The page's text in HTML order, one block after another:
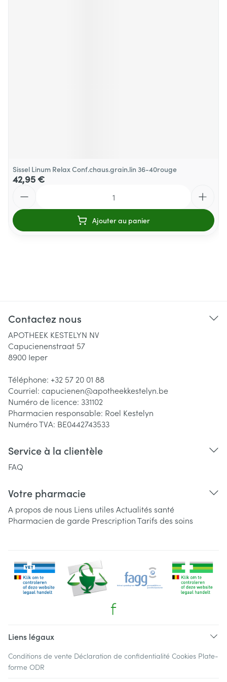
Sissel Linum Relax Conf.chaus.grain.lin 36-40rouge
42,95 €
Ajouter au panier
Contactez nous
APOTHEEK KESTELYN NV
Capucienenstraat 57
8900 Ieper
Téléphone: +32 57 20 01 88
Courriel: capucienen@apotheekkestelyn.be
Numéro de licence: 331102
Pharmacien responsable: Roel Kestelyn
Numéro TVA: BE0442743533
Service à la clientèle
FAQ
Votre pharmacie
A propos de nous Liens utiles Actualités santé
Pharmacien de garde PrescriptionTarifs des soins
Liens légaux
Conditions de vente Déclaration de confidentialité Cookies Plate-
forme ODR